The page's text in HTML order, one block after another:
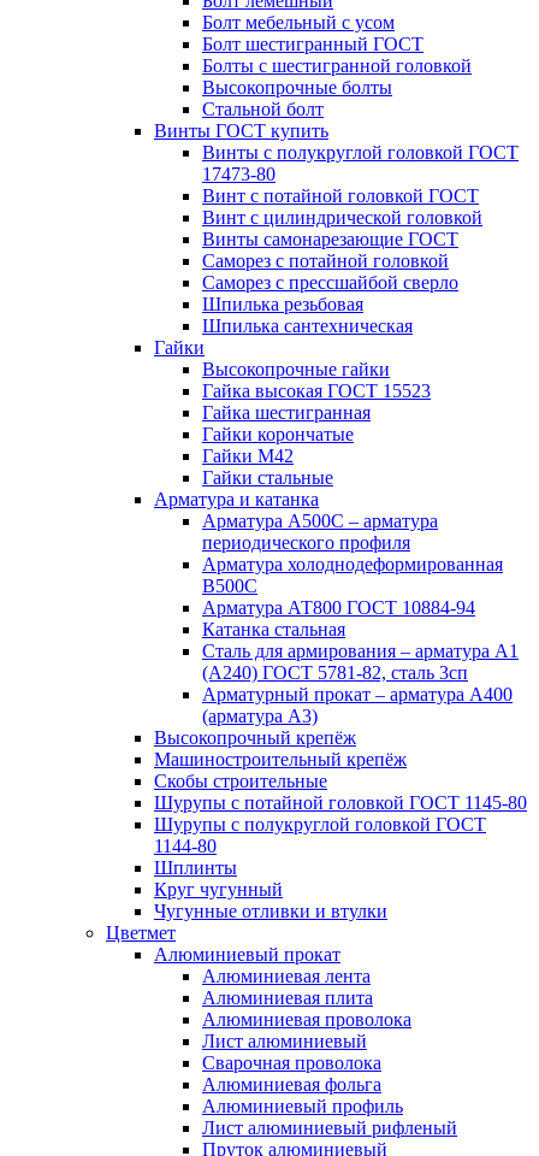
Болт мебельный с усом
Болт шестигранный ГОСТ
Болты с шестигранной головкой
Высокопрочные болты
Стальной болт
Винты ГОСТ купить
Винты с полукруглой головкой ГОСТ
17473-80
Винт с потайной головкой ГОСТ
Винт с цилиндрической головкой
Винты самонарезающие ГОСТ
Саморез с потайной головкой
Саморез с прессшайбой сверло
Шпилька резьбовая
Шпилька сантехническая
Гайки
Высокопрочные гайки
Гайка высокая ГОСТ 15523
Гайка шестигранная
Гайки корончатые
Гайки М42
Гайки стальные
Арматура и катанка
Арматура А500С – арматура
периодического профиля
Арматура холоднодеформированная
В500С
Арматура АТ800 ГОСТ 10884-94
Катанка стальная
Сталь для армирования – арматура А1
(А240) ГОСТ 5781-82, сталь 3сп
Арматурный прокат – арматура А400
(арматура А3)
Высокопрочный крепёж
Машиностроительный крепёж
Скобы строительные
Шурупы с потайной головкой ГОСТ 1145-80
Шурупы с полукруглой головкой ГОСТ
1144-80
Шплинты
Круг чугунный
Чугунные отливки и втулки
Цветмет
Алюминиевый прокат
Алюминиевая лента
Алюминиевая плита
Алюминиевая проволока
Лист алюминиевый
Сварочная проволока
Алюминиевая фольга
Алюминиевый профиль
Лист алюминиевый рифленый
Пруток алюминиевый